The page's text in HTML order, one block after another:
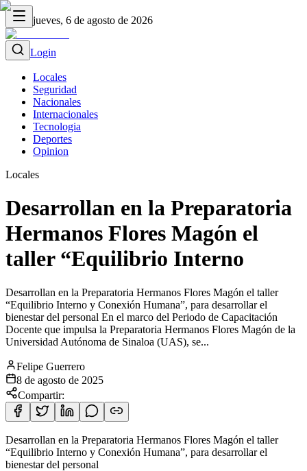
jueves, 6 de agosto de 2026
Login
Locales
Seguridad
Nacionales
Internacionales
Tecnologia
Deportes
Opinion
Locales
Desarrollan en la Preparatoria
Hermanos Flores Magón el
taller “Equilibrio Interno
Desarrollan en la Preparatoria Hermanos Flores Magón el taller
“Equilibrio Interno y Conexión Humana”, para desarrollar el
bienestar del personal En el marco del Periodo de Capacitación
Docente que impulsa la Preparatoria Hermanos Flores Magón de la
Universidad Autónoma de Sinaloa (UAS), se...
Felipe Guerrero
8 de agosto de 2025
Compartir:
Desarrollan en la Preparatoria Hermanos Flores Magón el taller
“Equilibrio Interno y Conexión Humana”, para desarrollar el
bienestar del personal